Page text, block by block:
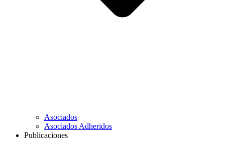
Asociados
Asociados Adheridos
Publicaciones